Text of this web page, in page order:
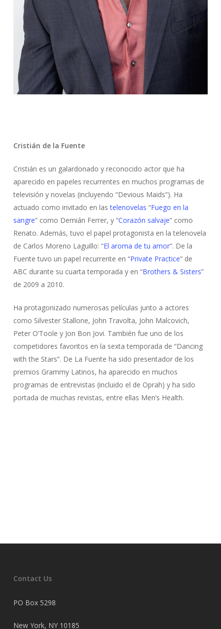
Cristián de la Fuente
Cristián es un galardonado y reconocido actor que ha
aparecido en papeles recurrentes en muchos programas de
televisión y novelas (incluyendo “Devious Maids”). Ha
actuado como invitado en lastelenovelas “Fuego en la
sangre” como Demián Ferrer, y “Corazón salvaje” como
Renato. Además, tuvo el papel protagonista en la telenovela
de Carlos Moreno Laguillo: “El aroma de tu amor“. De la
Fuente tuvo un papel recurrente en “Private Practice” de
ABC durante su cuarta temporada y en “Brothers & Sisters”
de 2009 a 2010.
Ha protagonizado numerosas películas junto a actores
como Silvester Stallone, John Travolta, John Malcovich,
Peter O’Toole y Jon Bon Jovi. También fue uno de los
competidores favoritos en la sexta temporada de “Dancing
with the Stars”. De La Fuente ha sido presentador de los
premios Grammy Latinos, ha aparecido en muchos
programas de entrevistas (incluido el de Oprah) y ha sido
portada de muchas revistas, entre ellas Men’s Health.
Contact Us
PO Box 5298
New York, NY 10185